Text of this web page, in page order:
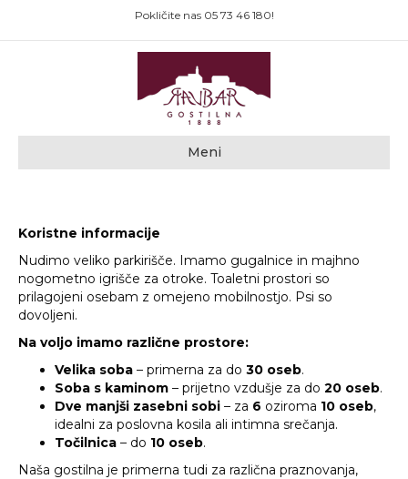
Pokličite nas 05 73 46 180!
Meni
Koristne informacije
Nudimo veliko parkirišče. Imamo gugalnice in majhno
nogometno igrišče za otroke. Toaletni prostori so
prilagojeni osebam z omejeno mobilnostjo. Psi so
dovoljeni.
Na voljo imamo različne prostore:
Velika soba – primerna za do 30 oseb.
Soba s kaminom – prijetno vzdušje za do 20 oseb.
Dve manjši zasebni sobi – za 6 oziroma 10 oseb,
idealni za poslovna kosila ali intimna srečanja.
Točilnica – do 10 oseb.
Naša gostilna je primerna tudi za različna praznovanja,